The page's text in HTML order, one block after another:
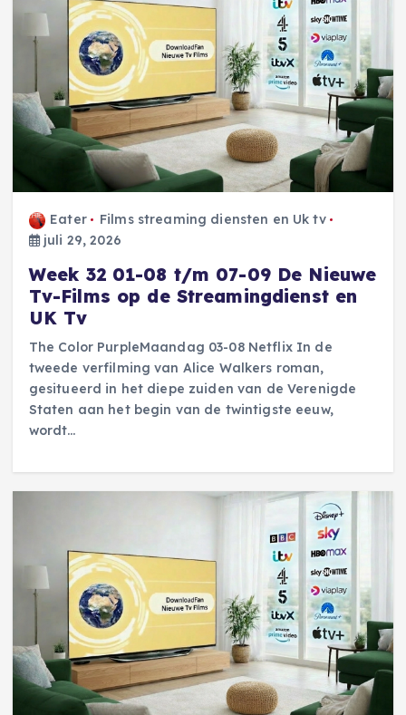
Eater
Films streaming diensten en Uk tv
juli 29, 2026
Week 32 01-08 t/m 07-09 De Nieuwe
Tv-Films op de Streamingdienst en
UK Tv
The Color PurpleMaandag 03-08 Netflix In de
tweede verfilming van Alice Walkers roman,
gesitueerd in het diepe zuiden van de Verenigde
Staten aan het begin van de twintigste eeuw,
wordt…